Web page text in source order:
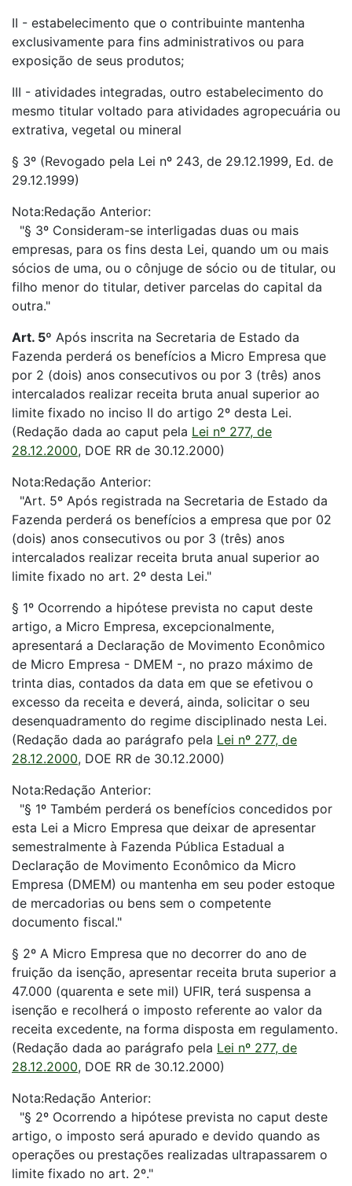
II - estabelecimento que o contribuinte mantenha
exclusivamente para fins administrativos ou para
exposição de seus produtos;
III - atividades integradas, outro estabelecimento do
mesmo titular voltado para atividades agropecuária ou
extrativa, vegetal ou mineral
§ 3º (Revogado pela Lei nº 243, de 29.12.1999, Ed. de
29.12.1999)
Nota:Redação Anterior:
"§ 3º Consideram-se interligadas duas ou mais
empresas, para os fins desta Lei, quando um ou mais
sócios de uma, ou o cônjuge de sócio ou de titular, ou
filho menor do titular, detiver parcelas do capital da
outra."
Art. 5º Após inscrita na Secretaria de Estado da
Fazenda perderá os benefícios a Micro Empresa que
por 2 (dois) anos consecutivos ou por 3 (três) anos
intercalados realizar receita bruta anual superior ao
limite fixado no inciso II do artigo 2º desta Lei.
(Redação dada ao caput pela Lei nº 277, de
28.12.2000, DOE RR de 30.12.2000)
Nota:Redação Anterior:
"Art. 5º Após registrada na Secretaria de Estado da
Fazenda perderá os benefícios a empresa que por 02
(dois) anos consecutivos ou por 3 (três) anos
intercalados realizar receita bruta anual superior ao
limite fixado no art. 2º desta Lei."
§ 1º Ocorrendo a hipótese prevista no caput deste
artigo, a Micro Empresa, excepcionalmente,
apresentará a Declaração de Movimento Econômico
de Micro Empresa - DMEM -, no prazo máximo de
trinta dias, contados da data em que se efetivou o
excesso da receita e deverá, ainda, solicitar o seu
desenquadramento do regime disciplinado nesta Lei.
(Redação dada ao parágrafo pela Lei nº 277, de
28.12.2000, DOE RR de 30.12.2000)
Nota:Redação Anterior:
"§ 1º Também perderá os benefícios concedidos por
esta Lei a Micro Empresa que deixar de apresentar
semestralmente à Fazenda Pública Estadual a
Declaração de Movimento Econômico da Micro
Empresa (DMEM) ou mantenha em seu poder estoque
de mercadorias ou bens sem o competente
documento fiscal."
§ 2º A Micro Empresa que no decorrer do ano de
fruição da isenção, apresentar receita bruta superior a
47.000 (quarenta e sete mil) UFIR, terá suspensa a
isenção e recolherá o imposto referente ao valor da
receita excedente, na forma disposta em regulamento.
(Redação dada ao parágrafo pela Lei nº 277, de
28.12.2000, DOE RR de 30.12.2000)
Nota:Redação Anterior:
"§ 2º Ocorrendo a hipótese prevista no caput deste
artigo, o imposto será apurado e devido quando as
operações ou prestações realizadas ultrapassarem o
limite fixado no art. 2º."